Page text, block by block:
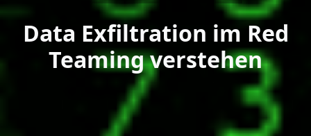
Data Exfiltration im Red
Teaming verstehen